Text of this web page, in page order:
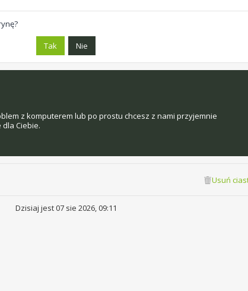
z komputerem lub po prostu chcesz z nami przyjemnie
Ciebie.
Usuń
Dzisiaj jest 07 sie 2026, 09:11